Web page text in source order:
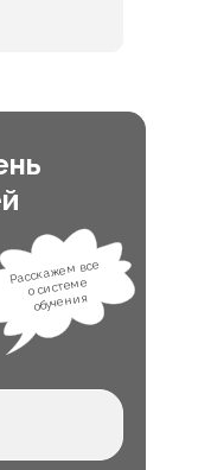
Расскажем все
о системе
обучения